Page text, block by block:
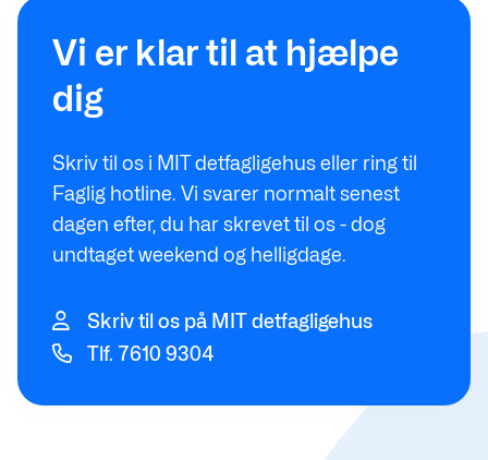
Vi er klar til at hjælpe
dig
Skriv til os i MIT detfagligehus eller ring til
Faglig hotline. Vi svarer normalt senest
dagen efter, du har skrevet til os - dog
undtaget weekend og helligdage.
Skriv til os på MIT detfagligehus
Tlf. 7610 9304